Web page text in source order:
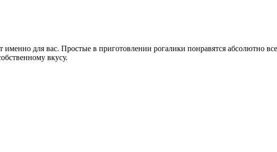
для вас. Простые в приготовлении рогалики понравятся абсолютно
вкусу.